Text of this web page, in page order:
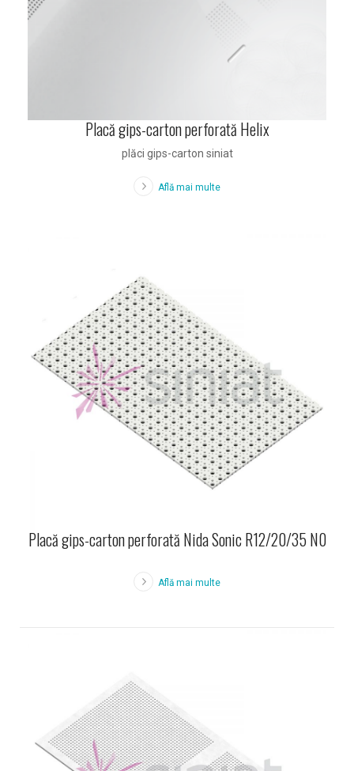
Placă gips-carton perforată Helix
plăci gips-carton siniat
Află mai multe
Placă gips-carton perforată Nida Sonic R12/20/35 N0
Află mai multe